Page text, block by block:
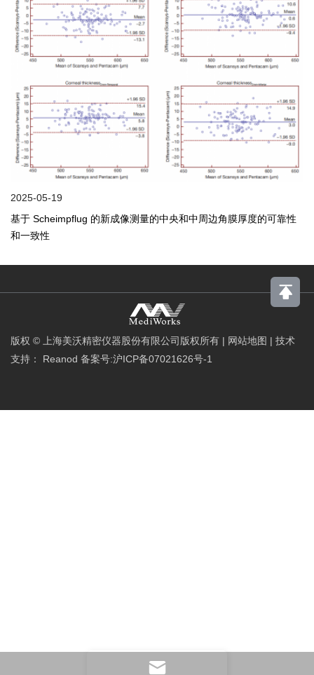
2025-05-19
基于 Scheimpflug 的新成像测量的中央和中周边角膜厚度的可靠性
和一致性
版权 © 上海美沃精密仪器股份有限公司版权所有 | 网站地图 | 技术
支持：
Reanod 备案号:沪ICP备07021626号-1